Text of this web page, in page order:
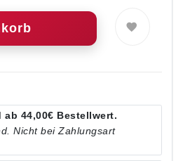
ab 44,00€ Bestellwert.
Nicht bei Zahlungsart